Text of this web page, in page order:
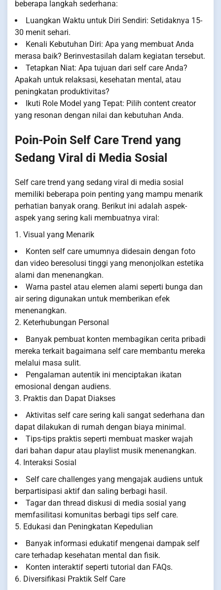
beberapa langkah sederhana:
Luangkan Waktu untuk Diri Sendiri: Setidaknya 15-
30 menit sehari.
Kenali Kebutuhan Diri: Apa yang membuat Anda
merasa baik? Berinvestasilah dalam kegiatan tersebut.
Tetapkan Niat: Apa tujuan dari self care Anda?
Apakah untuk relaksasi, kesehatan mental, atau
peningkatan produktivitas?
Ikuti Role Model yang Tepat: Pilih content creator
yang resonan dengan nilai dan kebutuhan Anda.
Poin-Poin Self Care Trend yang
Sedang Viral di Media Sosial
Self care trend yang sedang viral di media sosial
memiliki beberapa poin penting yang mampu menarik
perhatian banyak orang. Berikut ini adalah aspek-
aspek yang sering kali membuatnya viral:
1. Visual yang Menarik
Konten self care umumnya didesain dengan foto
dan video beresolusi tinggi yang menonjolkan estetika
alami dan menenangkan.
Warna pastel atau elemen alami seperti bunga dan
air sering digunakan untuk memberikan efek
menenangkan.
2. Keterhubungan Personal
Banyak pembuat konten membagikan cerita pribadi
mereka terkait bagaimana self care membantu mereka
melalui masa sulit.
Pengalaman autentik ini menciptakan ikatan
emosional dengan audiens.
3. Praktis dan Dapat Diakses
Aktivitas self care sering kali sangat sederhana dan
dapat dilakukan di rumah dengan biaya minimal.
Tips-tips praktis seperti membuat masker wajah
dari bahan dapur atau playlist musik menenangkan.
4. Interaksi Sosial
Self care challenges yang mengajak audiens untuk
berpartisipasi aktif dan saling berbagi hasil.
Tagar dan thread diskusi di media sosial yang
memfasilitasi komunitas berbagi tips self care.
5. Edukasi dan Peningkatan Kepedulian
Banyak informasi edukatif mengenai dampak self
care terhadap kesehatan mental dan fisik.
Konten interaktif seperti tutorial dan FAQs.
6. Diversifikasi Praktik Self Care